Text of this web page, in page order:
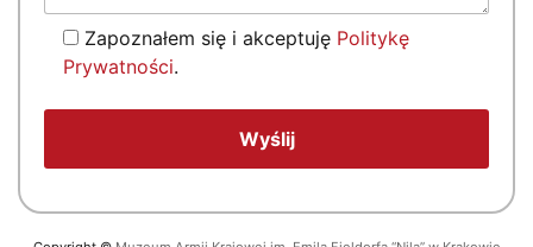
Zapoznałem się i akceptuję Politykę
Prywatności.